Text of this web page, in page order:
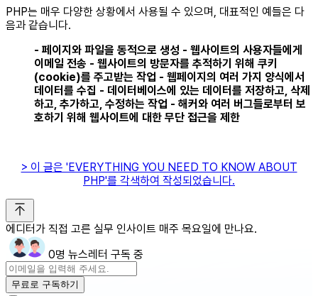
PHP는 매우 다양한 상황에서 사용될 수 있으며, 대표적인 예들은 다
음과 같습니다.
​- 페이지와 파일을 동적으로 생성 - 웹사이트의 사용자들에게
이메일 전송 - 웹사이트의 방문자를 추적하기 위해 쿠키
(cookie)를 주고받는 작업 - 웹페이지의 여러 가지 양식에서
데이터를 수집 - 데이터베이스에 있는 데이터를 저장하고, 삭제
하고, 추가하고, 수정하는 작업 - 해커와 여러 버그들로부터 보
호하기 위해 웹사이트에 대한 무단 접근을 제한
> 이 글은 'EVERYTHING YOU NEED TO KNOW ABOUT
PHP'를 각색하여 작성되었습니다.
에디터가 직접 고른 실무 인사이트 매주 목요일에 만나요.
0명 뉴스레터 구독 중
무료로 구독하기